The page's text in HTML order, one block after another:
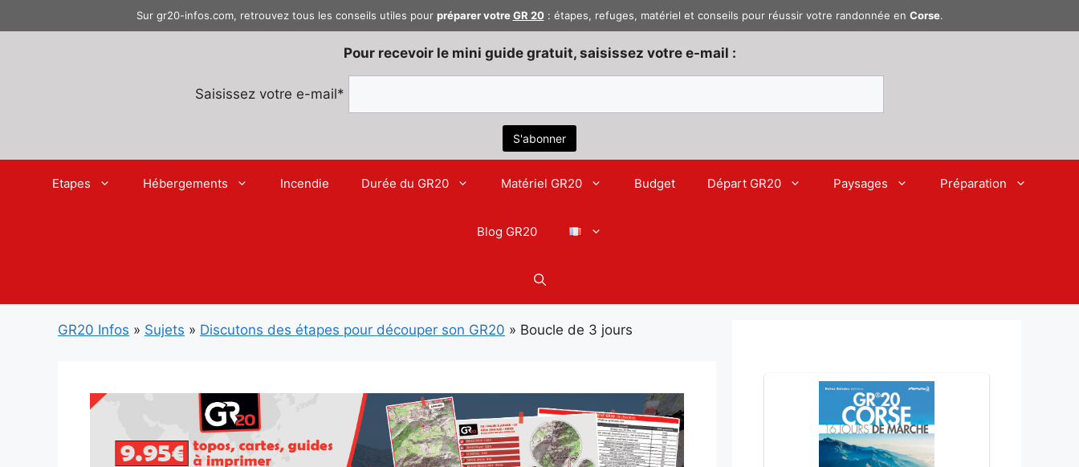
au
Sur gr20-infos.com, retrouvez tous les conseils utiles pour préparer votreGR 20: étapes, refuges, matériel et conseils pour réussir votre randonnée en Corse.
Pour recevoir le mini guide gratuit, saisissez votre e-mail :
Saisissez votre e-mail*
Etapes Hébergements Incendie Durée du GR20 Matériel GR20 Budget Départ GR20 Paysages Préparation
Blog GR20
GR20 Infos » Sujets » Discutons des étapes pour découper son GR20 » Boucle de 3 jours